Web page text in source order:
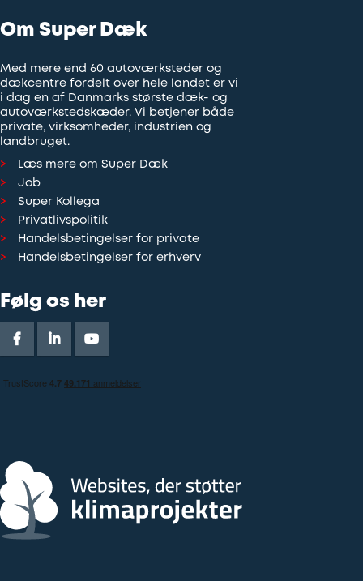
Om Super Dæk
Med mere end 60 autoværksteder og
dækcentre fordelt over hele landet er vi
i dag en af Danmarks største dæk- og
autoværkstedskæder. Vi betjener både
private, virksomheder, industrien og
landbruget.
Læs mere om Super Dæk
Job
Super Kollega
Privatlivspolitik
Handelsbetingelser for private
Handelsbetingelser for erhverv
Følg os her